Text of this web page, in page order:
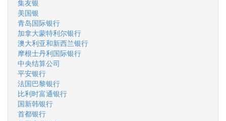
集友银
美国银
青岛国际银行
加拿大蒙特利尔银行
澳大利亚和新西兰银行
摩根士丹利国际银行
中央结算公司
平安银行
法国巴黎银行
比利时富通银行
国新韩银行
首都银行